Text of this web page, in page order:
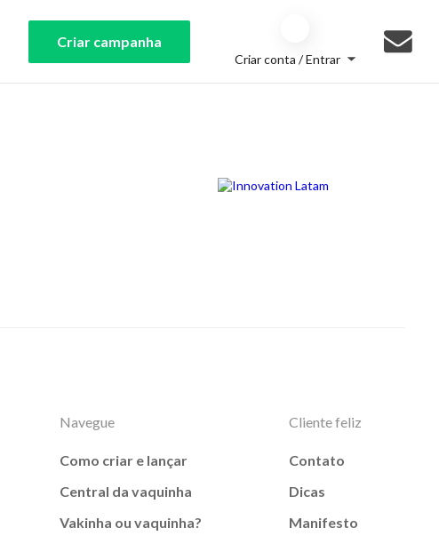
Criar campanha
Criar conta / Entrar
Navegue
Como criar e lançar
Central da vaquinha
Vakinha ou vaquinha?
Cliente feliz
Contato
Dicas
Manifesto